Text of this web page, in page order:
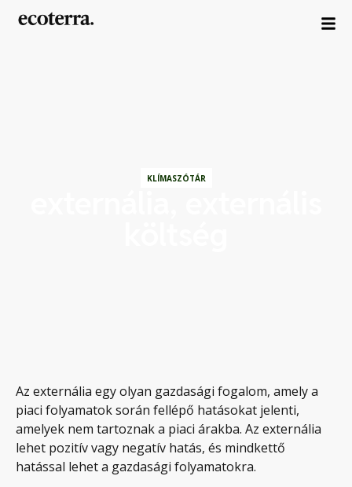
KLÍMASZÓTÁR
Az externália egy olyan gazdasági fogalom, amely a
piaci folyamatok során fellépő hatásokat jelenti,
amelyek nem tartoznak a piaci árakba. Az externália
lehet pozitív vagy negatív hatás, és mindkettő
hatással lehet a gazdasági folyamatokra.